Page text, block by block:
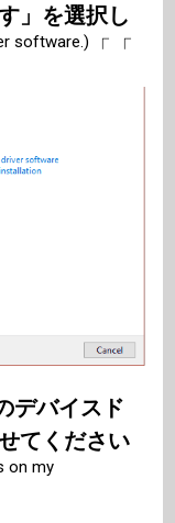
」を選択し
software.) 「「
デバイスド
てください
on my